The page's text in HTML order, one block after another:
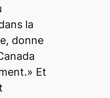
la
donne
Et